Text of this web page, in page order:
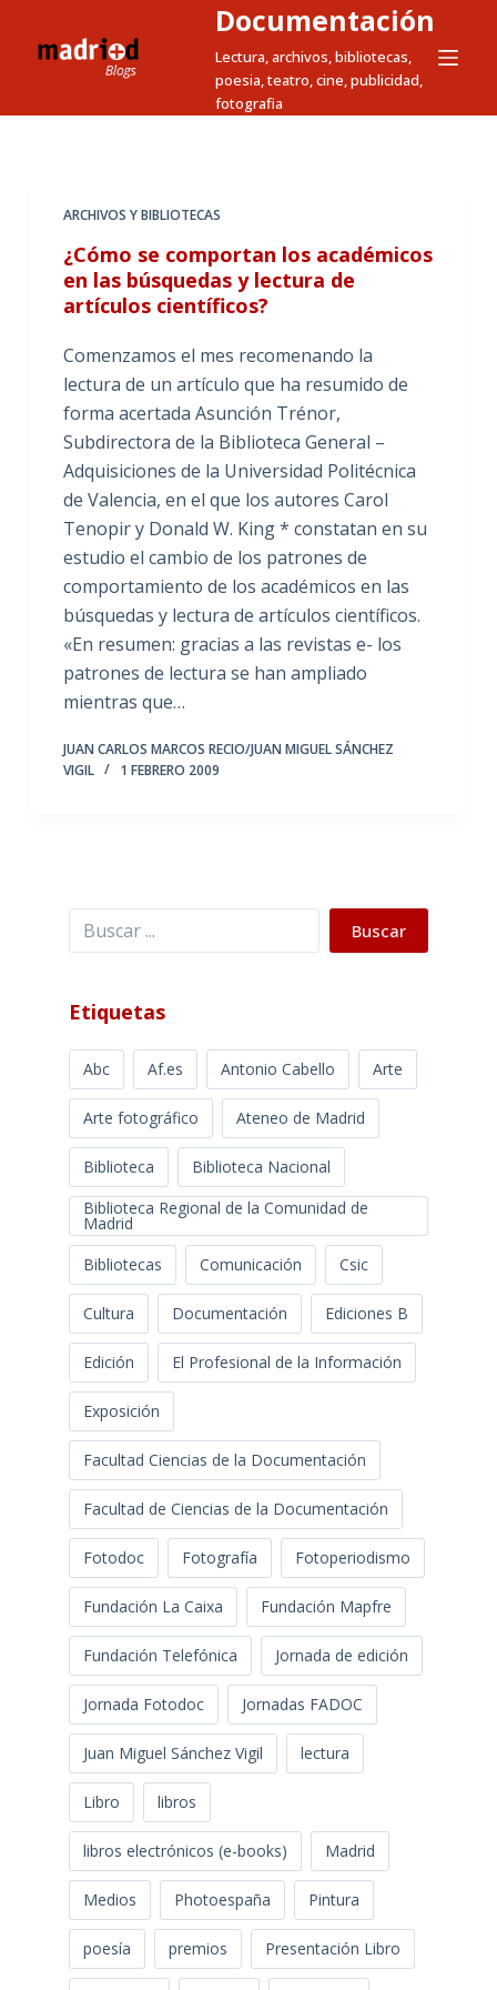
t
Documentación
Lectura, archivos, bibliotecas,
poesia, teatro, cine, publicidad,
fotografia
ARCHIVOS Y BIBLIOTECAS
¿Cómo se comportan los académicos
en las búsquedas y lectura de
artículos científicos?
Comenzamos el mes recomenando la
lectura de un artículo que ha resumido de
forma acertada Asunción Trénor,
Subdirectora de la Biblioteca General –
Adquisiciones de la Universidad Politécnica
de Valencia, en el que los autores Carol
Tenopir y Donald W. King * constatan en su
estudio el cambio de los patrones de
comportamiento de los académicos en las
búsquedas y lectura de artículos científicos.
«En resumen: gracias a las revistas e- los
patrones de lectura se han ampliado
mientras que…
JUAN CARLOS MARCOS RECIO/JUAN MIGUEL SÁNCHEZ
VIGIL
1 FEBRERO 2009
Buscar Buscar
Etiquetas
Abc Af.es Antonio Cabello Arte
Arte fotográfico Ateneo de Madrid
Biblioteca
Biblioteca Nacional
Biblioteca Regional de la Comunidad de
Madrid
Bibliotecas
Comunicación Csic
Cultura Documentación Ediciones B
Edición El Profesional de la Información
Exposición
Facultad Ciencias de la Documentación
Facultad de Ciencias de la Documentación
Fotodoc Fotografía Fotoperiodismo
Fundación La Caixa Fundación Mapfre
Fundación Telefónica Jornada de edición
Jornada Fotodoc Jornadas FADOC
Juan Miguel Sánchez Vigil lectura
Libro libros
libros electrónicos (e-books) Madrid
Medios Photoespaña Pintura
poesía premios Presentación Libro